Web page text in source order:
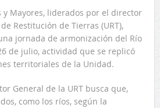
y Mayores, liderados por el director
Restitución de Tierras (URT),
jornada de armonización del Río
de julio, actividad que se replicó
territoriales de la Unidad.
General de la URT busca que,
como los ríos, según la